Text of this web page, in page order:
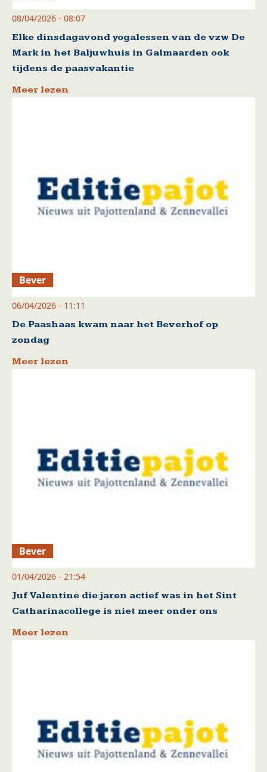
08/04/2026 - 08:07
Elke dinsdagavond yogalessen van de vzw De
Mark in het Baljuwhuis in Galmaarden ook
tijdens de paasvakantie
Meer lezen
Bever
06/04/2026 - 11:11
De Paashaas kwam naar het Beverhof op
zondag
Meer lezen
Bever
01/04/2026 - 21:54
Juf Valentine die jaren actief was in het Sint
Catharinacollege is niet meer onder ons
Meer lezen